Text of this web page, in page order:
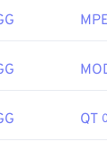
MPlayer가
있
료 타사 도구와
한 Windows
OGG 파일을 열
Google 드라
QT